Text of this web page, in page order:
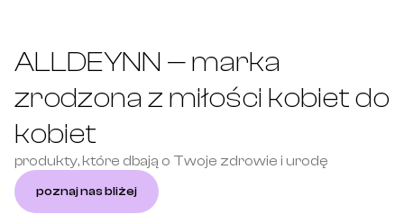
ALLDEYNN — marka
zrodzona z miłości kobiet do
kobiet
produkty, które dbają o Twoje zdrowie i urodę
poznaj nas bliżej